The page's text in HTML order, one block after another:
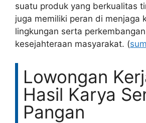
suatu produk yang berkualitas
juga memiliki peran di menjaga
lingkungan serta
kesejahteraan masyarakat. (
Lowongan
Hasil Karya
Pangan